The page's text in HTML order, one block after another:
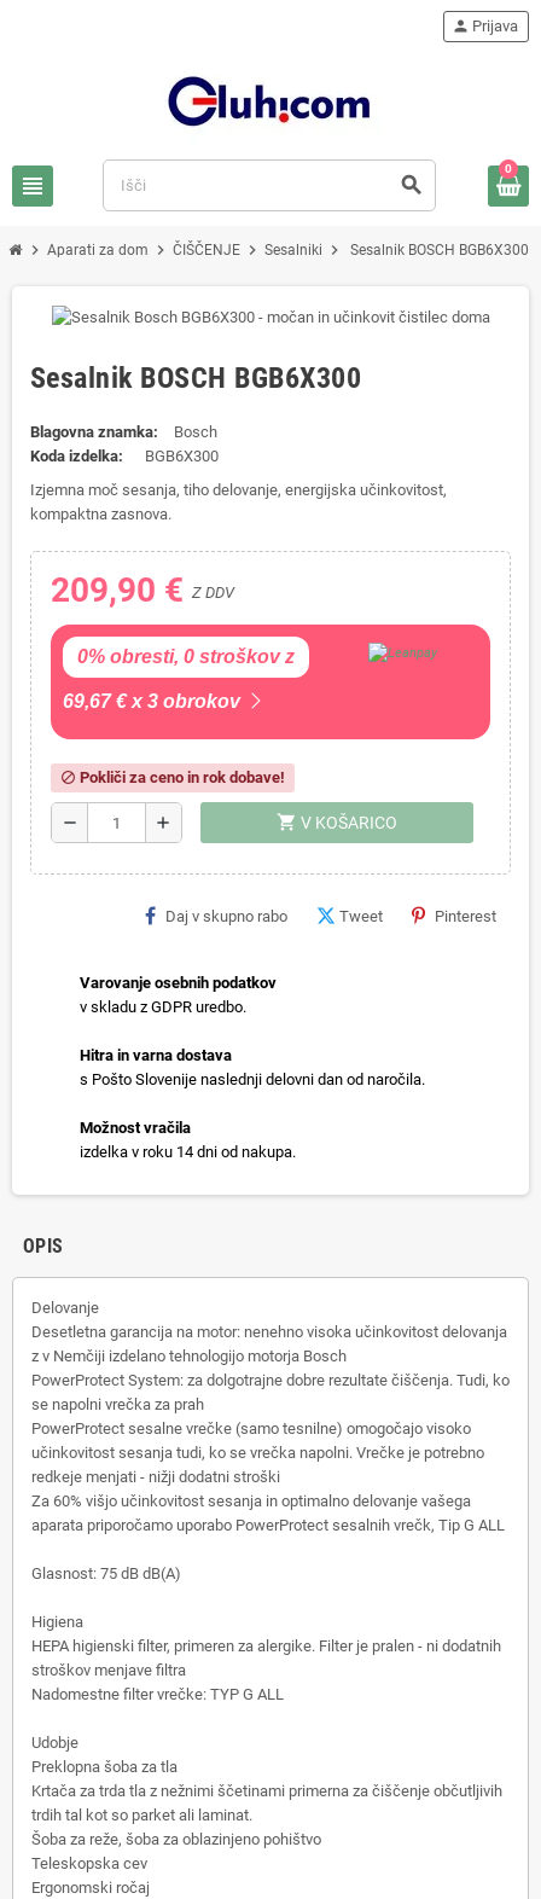
view_headline search
person Prijava
0
chevron_right Aparati za dom chevron_right ČIŠČENJE chevron_right Sesalniki chevron_right Sesalnik BOSCH BGB6X300
Sesalnik BOSCH BGB6X300
Blagovna znamka:
Bosch
Koda izdelka:
BGB6X300
Izjemna moč sesanja, tiho delovanje, energijska učinkovitost,
kompaktna zasnova.
209,90 € Z DDV
0% obresti, 0 stroškov z
69,67 € x 3 obrokov
block Pokliči za ceno in rok dobave!
remove add shopping_cart V KOŠARICO
Daj v skupno rabo Tweet Pinterest
Varovanje osebnih podatkov
v skladu z GDPR uredbo.
Hitra in varna dostava
s Pošto Slovenije naslednji delovni dan od naročila.
Možnost vračila
izdelka v roku 14 dni od nakupa.
OPIS
Delovanje
Desetletna garancija na motor: nenehno visoka učinkovitost delovanja
z v Nemčiji izdelano tehnologijo motorja Bosch
PowerProtect System: za dolgotrajne dobre rezultate čiščenja. Tudi, ko
se napolni vrečka za prah
PowerProtect sesalne vrečke (samo tesnilne) omogočajo visoko
učinkovitost sesanja tudi, ko se vrečka napolni. Vrečke je potrebno
redkeje menjati - nižji dodatni stroški
Za 60% višjo učinkovitost sesanja in optimalno delovanje vašega
aparata priporočamo uporabo PowerProtect sesalnih vrečk, Tip G ALL
Glasnost: 75 dB dB(A)
Higiena
HEPA higienski filter, primeren za alergike. Filter je pralen - ni dodatnih
stroškov menjave filtra
Nadomestne filter vrečke: TYP G ALL
Udobje
Preklopna šoba za tla
Krtača za trda tla z nežnimi ščetinami primerna za čiščenje občutljivih
trdih tal kot so parket ali laminat.
Šoba za reže, šoba za oblazinjeno pohištvo
Teleskopska cev
Ergonomski ročaj